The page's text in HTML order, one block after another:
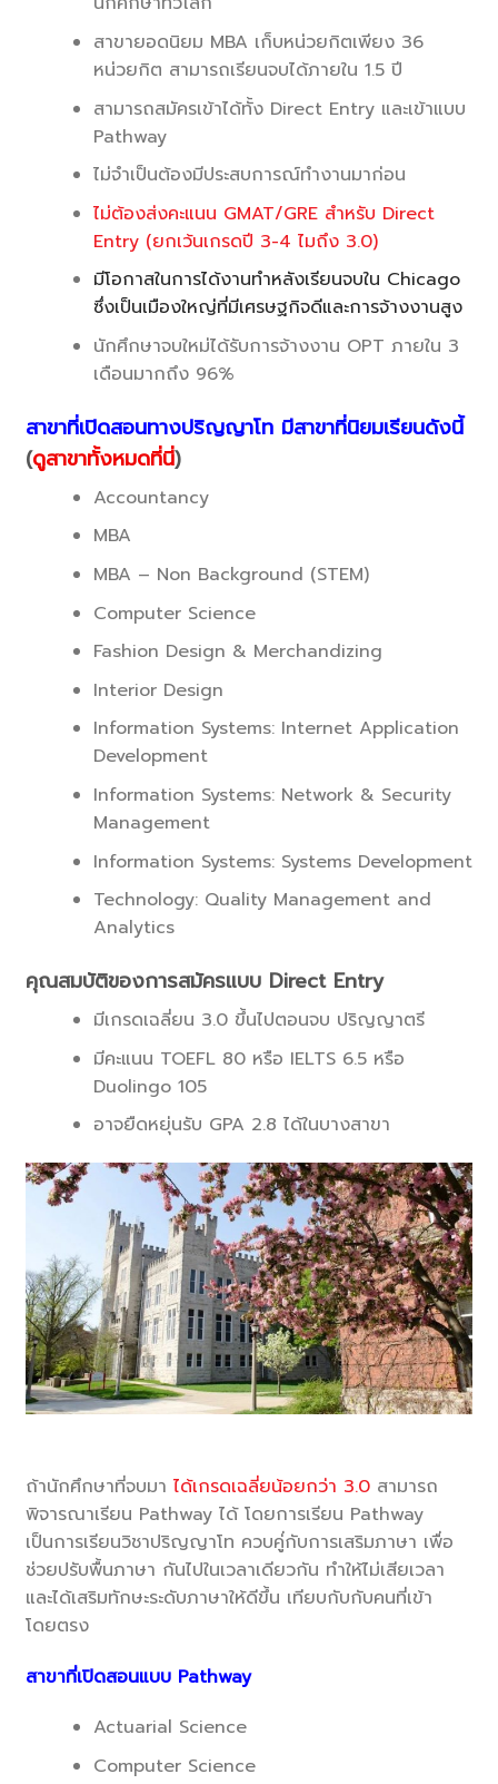
สาขายอดนิยม MBA เก็บหน่วยกิตเพียง 36
หน่วยกิต สามารถเรียนจบได้ภายใน 1.5 ปี
สามารถสมัครเข้าได้ทั้ง Direct Entry และเข้าแบบ
Pathway
ไม่จำเป็นต้องมีประสบการณ์ทำงานมาก่อน
ไม่ต้องส่งคะแนน GMAT/GRE สำหรับ Direct
Entry (ยกเว้นเกรดปี 3-4 ไมถึง 3.0)
มีโอกาสในการได้งานทำหลังเรียนจบใน Chicago
ซึ่งเป็นเมืองใหญ่ที่มีเศรษฐกิจดีและการจ้างงานสูง
นักศึกษาจบใหม่ได้รับการจ้างงาน OPT ภายใน 3
เดือนมากถึง 96%
สาขาที่เปิดสอนทางปริญญาโท มีสาขาที่นิยมเรียนดังนี้
(ดูสาขาทั้งหมดที่นี่)
Accountancy
MBA
MBA – Non Background (STEM)
Computer Science
Fashion Design & Merchandizing
Interior Design
Information Systems: Internet Application
Development
Information Systems: Network & Security
Management
Information Systems: Systems Development
Technology: Quality Management and
Analytics
คุณสมบัติของการสมัครแบบ Direct Entry
มีเกรดเฉลี่ยน 3.0 ขึ้นไปตอนจบ ปริญญาตรี
มีคะแนน TOEFL 80 หรือ IELTS 6.5 หรือ
Duolingo 105
อาจยืดหยุ่นรับ GPA 2.8 ได้ในบางสาขา
ถ้านักศึกษาที่จบมา ได้เกรดเฉลี่ยน้อยกว่า 3.0 สามารถ
พิจารณาเรียน Pathway ได้ โดยการเรียน Pathway
เป็นการเรียนวิชาปริญญาโท ควบคู่่กับการเสริมภาษา เพื่อ
ช่วยปรับพื้นภาษา กันไปในเวลาเดียวกัน ทำให้ไม่เสียเวลา
และได้เสริมทักษะระดับภาษาให้ดีขึ้น เทียบกับกับคนที่เข้า
โดยตรง
สาขาที่เปิดสอนแบบ Pathway
Actuarial Science
Computer Science